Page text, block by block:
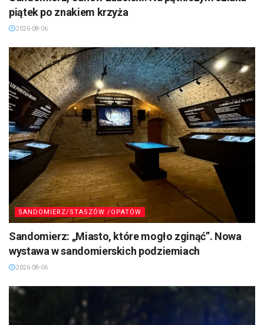
piątek po znakiem krzyża
2026-08-06
SANDOMIERZ/STASZÓW /OPATÓW
Sandomierz: „Miasto, które mogło zginąć”. Nowa
wystawa w sandomierskich podziemiach
2026-08-06